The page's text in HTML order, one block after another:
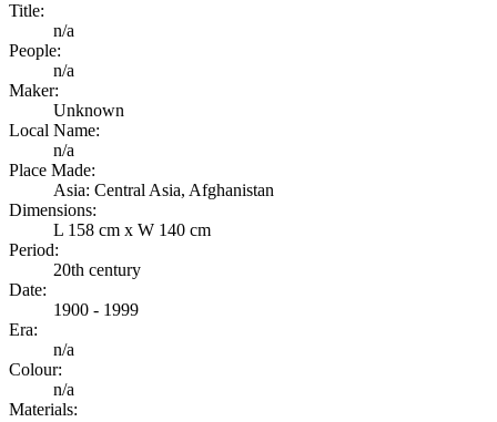
Title:
n/a
People:
n/a
Maker:
Unknown
Local Name:
n/a
Place Made:
Asia: Central Asia, Afghanistan
Dimensions:
L 158 cm x W 140 cm
Period:
20th century
Date:
1900 - 1999
Era:
n/a
Colour:
n/a
Materials: